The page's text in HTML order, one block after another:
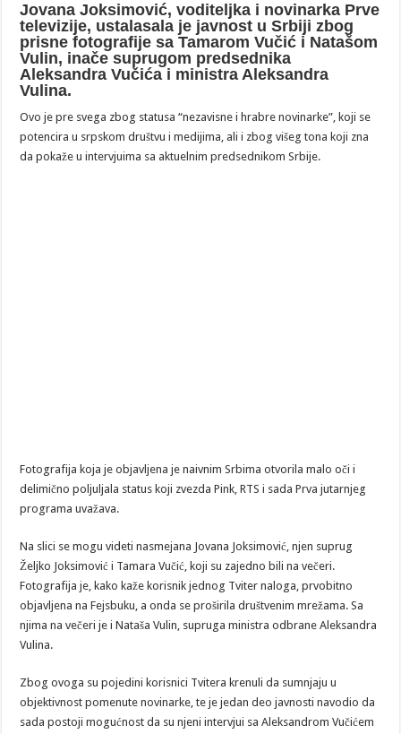
Jovana Joksimović, voditeljka i novinarka Prve
televizije, ustalasala je javnost u Srbiji zbog
prisne fotografije sa Tamarom Vučić i Natašom
Vulin, inače suprugom predsednika
Aleksandra Vučića i ministra Aleksandra
Vulina.
Ovo je pre svega zbog statusa “nezavisne i hrabre novinarke”, koji se
potencira u srpskom društvu i medijima, ali i zbog višeg tona koji zna
da pokaže u intervjuima sa aktuelnim predsednikom Srbije.
Fotografija koja je objavljena je naivnim Srbima otvorila malo oči i
delimično poljuljala status koji zvezda Pink, RTS i sada Prva jutarnjeg
programa uvažava.
Na slici se mogu videti nasmejana Jovana Joksimović, njen suprug
Željko Joksimović i Tamara Vučić, koji su zajedno bili na večeri.
Fotografija je, kako kaže korisnik jednog Tviter naloga, prvobitno
objavljena na Fejsbuku, a onda se proširila društvenim mrežama. Sa
njima na večeri je i Nataša Vulin, supruga ministra odbrane Aleksandra
Vulina.
Zbog ovoga su pojedini korisnici Tvitera krenuli da sumnjaju u
objektivnost pomenute novinarke, te je jedan deo javnosti navodio da
sada postoji mogućnost da su njeni intervjui sa Aleksandrom Vučićem